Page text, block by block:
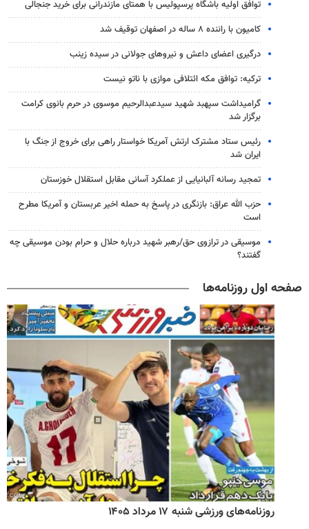
توافق اولیه باشگاه پرسپولیس با همتای مازندرانی برای خرید جنجالی
کامیون با راننده ۸ ساله در اصفهان توقیف شد
درگیری اعضای داعش و نیروهای جولانی در سیده زینب
ترکیه: توافق مکه ائتلافی موازی با ناتو نیست
گرامیداشت سپهبد شهید سیدعبدالرحیم موسوی در حرم بانوی کرامت
برگزار شد
رئیس ستاد مشترک ارتش آمریکا خواستار راهی برای خروج از جنگ با
ایران شد
تمجید رسانه آلبانیایی از عملکرد آسانی مقابل استقلال خوزستان
حزب الله عراق: بازنگری در پاسخ به حمله اخیر عربستان و آمریکا مطرح
است
موسیقی در ترازوی حق/رهبر شهید درباره حلال و حرام بودن موسیقی چه
گفتند؟
صفحه اول روزنامه‌ها
روزنامه‌های ورزشی شنبه ۱۷ مرداد ۱۴۰۵